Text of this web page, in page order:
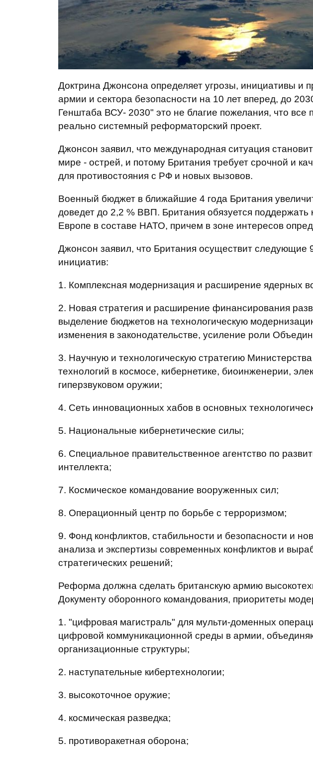
Доктрина Джонсона определяет угрозы, инициативы и
армии и сектора безопасности на 10 лет вперед, до
Генштаба ВСУ- 2030" это не благие пожелания, что все
реально системный реформаторский проект.
Джонсон заявил, что международная ситуация
мире - острей, и потому Британия требует срочной и
для противостояния с РФ и новых вызовов.
Военный бюджет в ближайшие 4 года Британия
доведет до 2,2 % ВВП. Британия обязуется поддержать
Европе в составе НАТО, причем в зоне интересов
Джонсон заявил, что Британия осуществит следующие
инициатив:
1. Комплексная модернизация и расширение ядерных
2. Новая стратегия и расширение финансирования
выделение бюджетов на технологическую
изменения в законодательстве, усиление роли
3. Научную и технологическую стратегию
технологий в космосе, кибернетике, биоинженерии,
гиперзвуковом оружии;
4. Сеть инновационных хабов в основных
5. Национальные кибернетические силы;
6. Специальное правительственное агентство по
интеллекта;
7. Космическое командование вооруженных сил;
8. Операционный центр по борьбе с терроризмом;
9. Фонд конфликтов, стабильности и безопасности и
анализа и экспертизы современных конфликтов и
стратегических решений;
Реформа должна сделать британскую армию
Документу оборонного командования, приоритеты
1. "цифровая магистраль" для мульти-доменных
цифровой коммуникационной среды в армии,
организационные структуры;
2. наступательные кибертехнологии;
3. высокоточное оружие;
4. космическая разведка;
5. противоракетная оборона;